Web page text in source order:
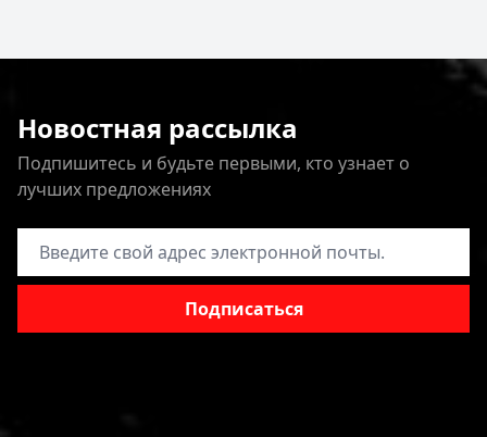
Новостная рассылка
Подпишитесь и будьте первыми, кто узнает о
лучших предложениях
Адрес электронной почты
Подписаться